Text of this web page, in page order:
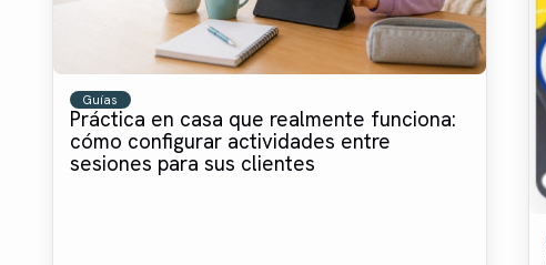
Guías
Práctica en casa que realmente funciona:
cómo configurar actividades entre
sesiones para sus clientes